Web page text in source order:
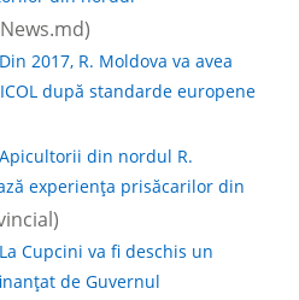
Din 2017, R. Moldova va avea
după standarde europene
Apicultorii din nordul R.
experiența prisăcarilor din
La Cupcini va fi deschis un
de Guvernul